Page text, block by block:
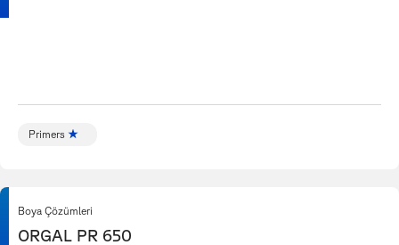
Primers
Boya Çözümleri
ORGAL PR 650